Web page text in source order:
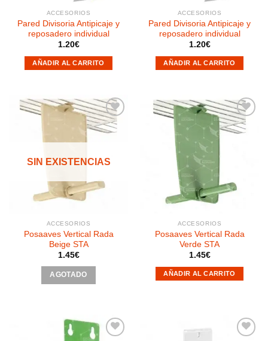
ACCESORIOS
Pared Divisoria Antipicaje y
reposadero individual
1.20€
AÑADIR AL CARRITO
ACCESORIOS
Pared Divisoria Antipicaje y
reposadero individual
1.20€
AÑADIR AL CARRITO
lista de
SIN EXISTENCIAS
ACCESORIOS
Posaaves Vertical Rada
Beige STA
1.45€
AGOTADO
ACCESORIOS
Posaaves Vertical Rada
Verde STA
1.45€
AÑADIR AL CARRITO